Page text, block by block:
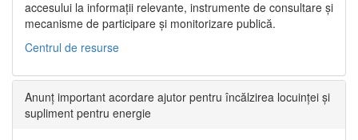
accesului la informații relevante, instrumente de consultare și
mecanisme de participare și monitorizare publică.
Centrul de resurse
Anunț important acordare ajutor pentru încălzirea locuinței și
supliment pentru energie